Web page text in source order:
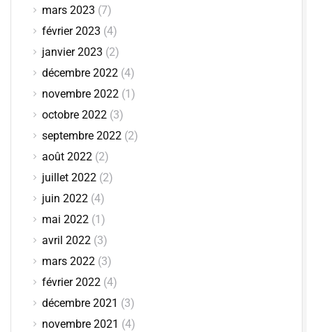
mars 2023 (7)
février 2023 (4)
janvier 2023 (2)
décembre 2022 (4)
novembre 2022 (1)
octobre 2022 (3)
septembre 2022 (2)
août 2022 (2)
juillet 2022 (2)
juin 2022 (4)
mai 2022 (1)
avril 2022 (3)
mars 2022 (3)
février 2022 (4)
décembre 2021 (3)
novembre 2021 (4)